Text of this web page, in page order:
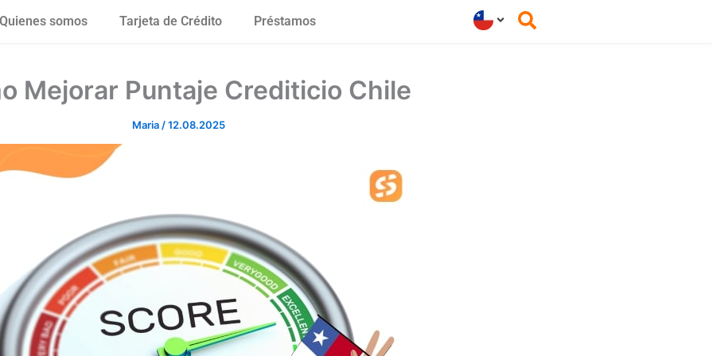
Quienes somos Tarjeta de Crédito Préstamos
Mejorar Puntaje Crediticio Chile
Maria /12.08.2025